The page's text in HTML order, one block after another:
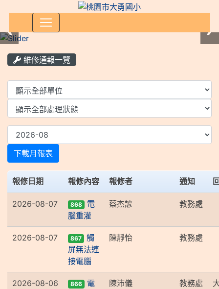
維修通報一覽
List Repair
下載月報表
報修日期 報修內容 報修者 通知
2026-08-07 868
電
腦重灌
蔡杰諺 教務處
2026-08-07 867
觸
屏無法連
接電腦
陳靜怡 教務處
2026-08-06 866
電
陳沛儀 教務處